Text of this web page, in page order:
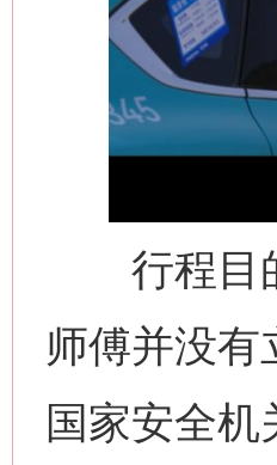
行程目的
师傅并没
国家安全